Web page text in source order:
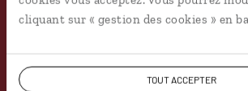
cliquant sur « gestion des cookies » en
TOUT ACCEPTER
Soyons honnête, nous ne sommes
avons quelques atouts
incontestablement la